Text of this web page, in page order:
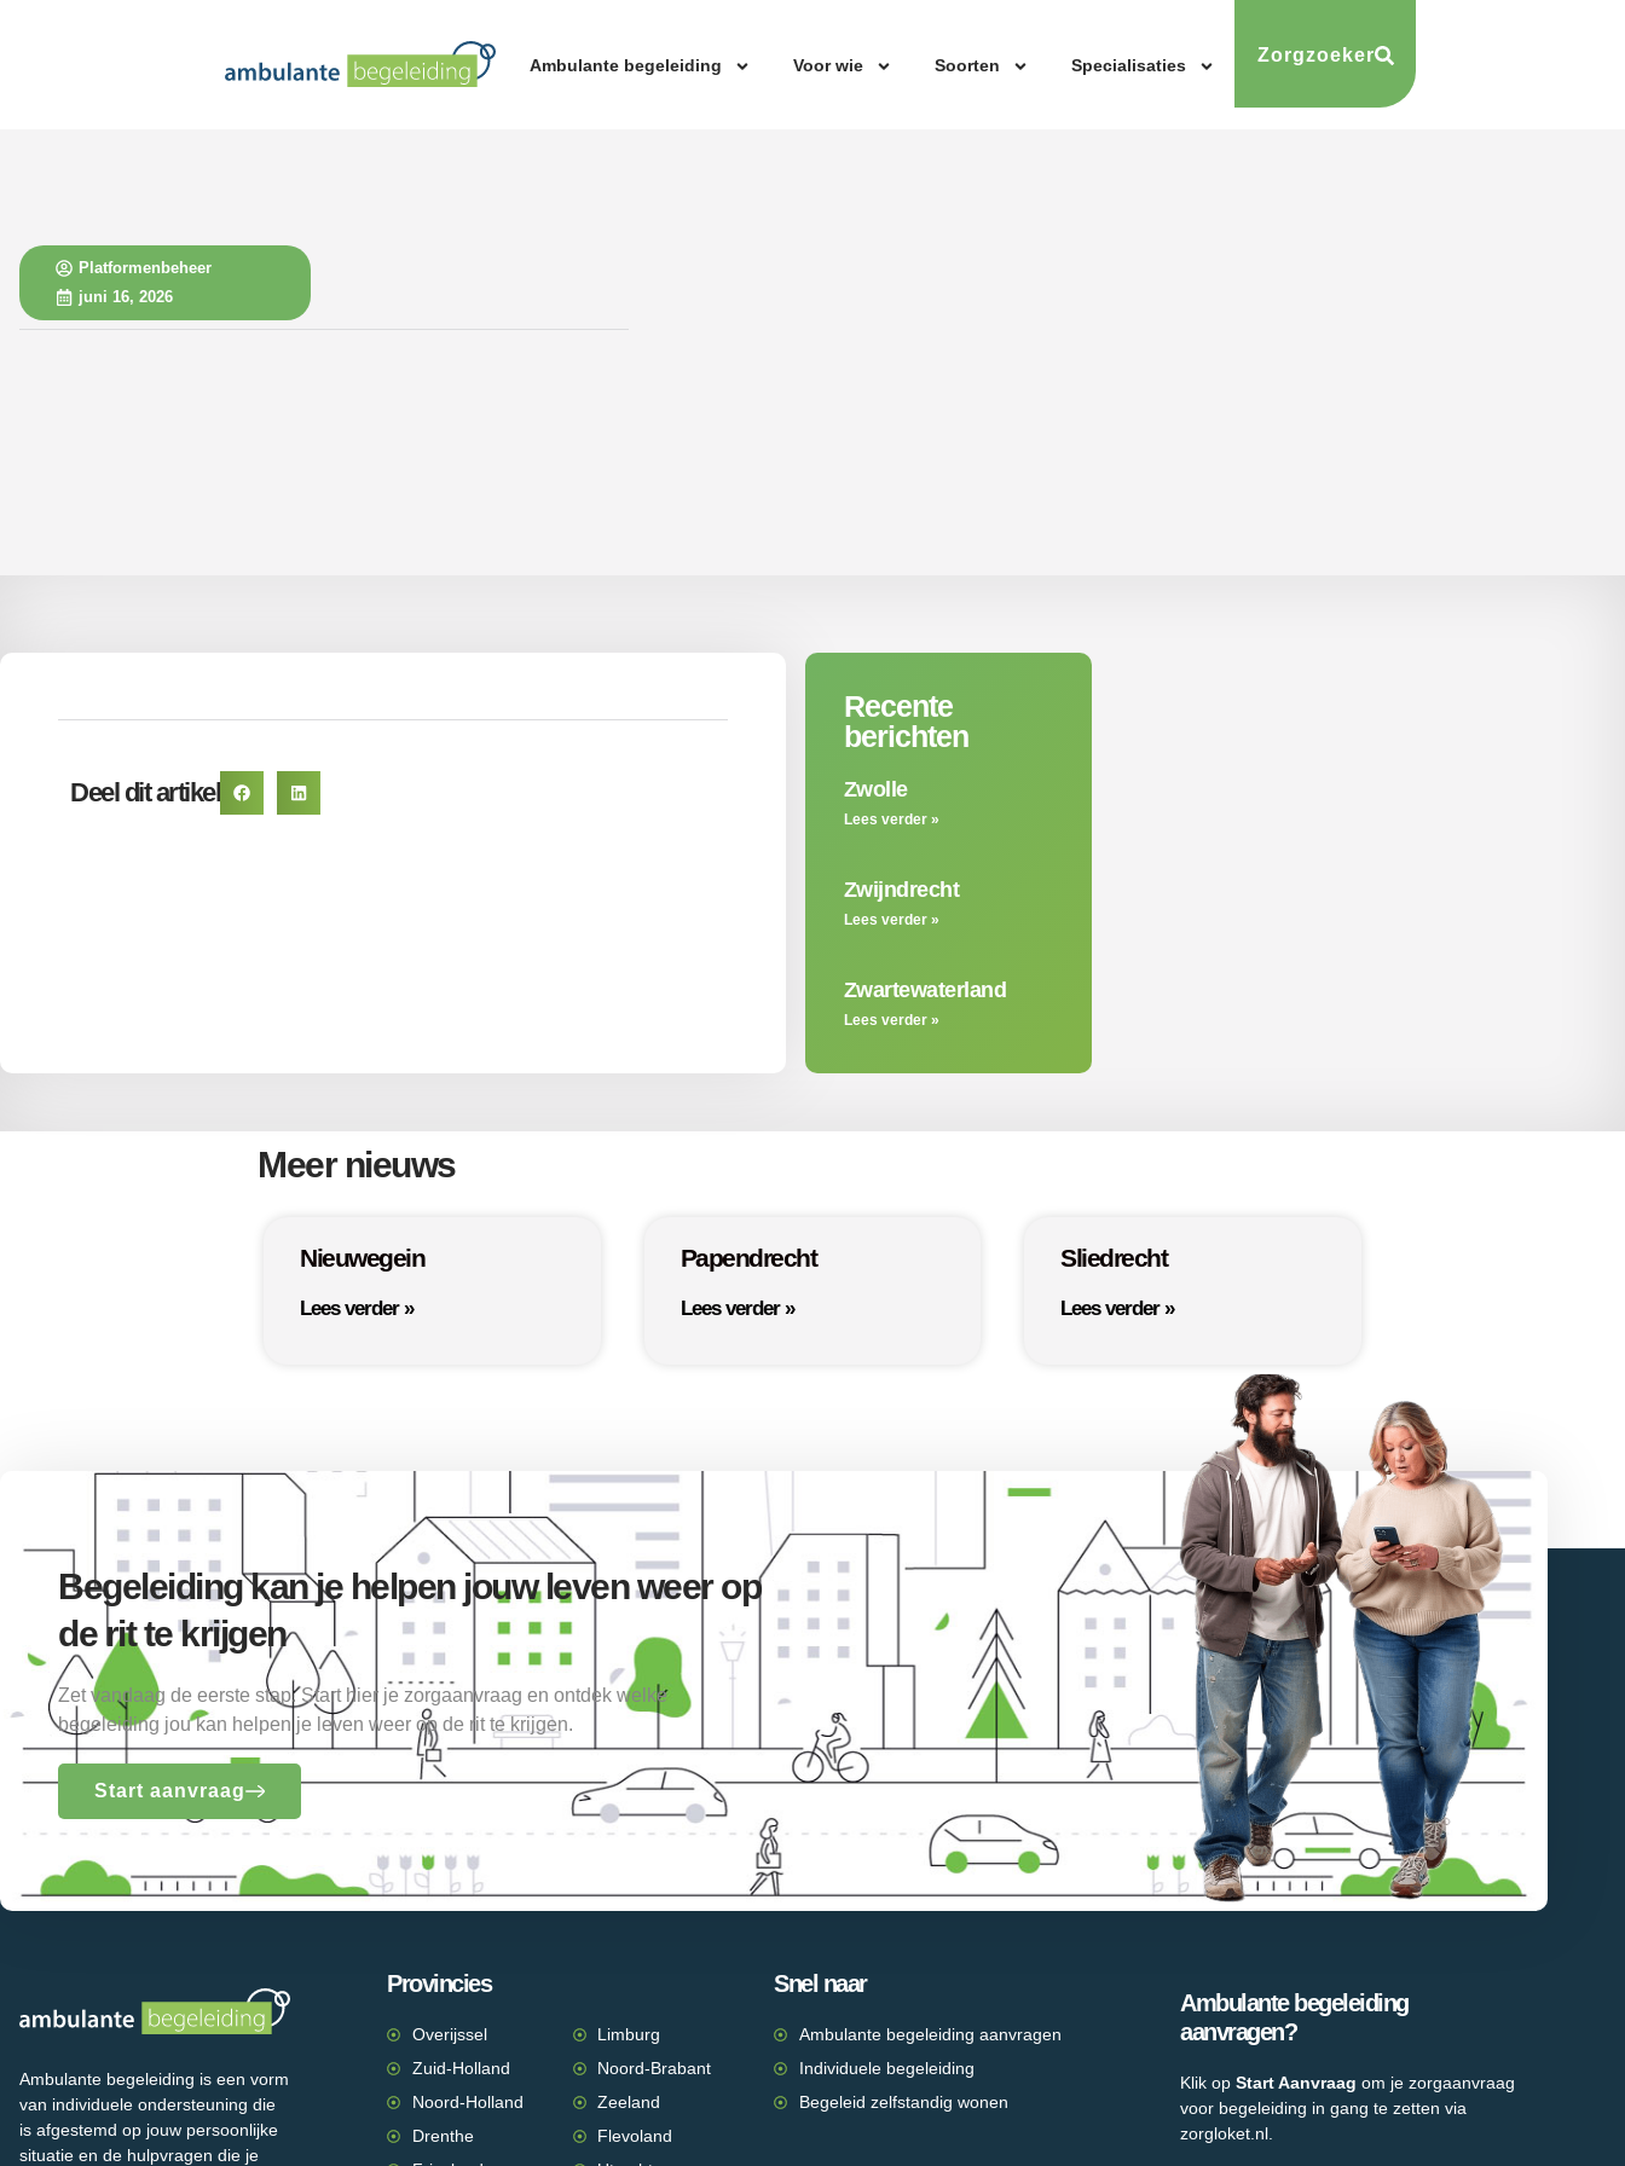
Ambulante begeleiding Voor wie Soorten Specialisaties Zorgzoeker
Platformenbeheer
juni 16, 2026
Deel dit artikel
Recente
berichten
Zwolle
Lees verder »
Zwijndrecht
Lees verder »
Zwartewaterland
Lees verder »
Meer nieuws
Nieuwegein
Lees verder »
Papendrecht
Lees verder »
Sliedrecht
Lees verder »
Begeleiding kan je helpen jouw leven weer op
de rit te krijgen
Zet vandaag de eerste stap. Start hier je zorgaanvraag en ontdek welke
begeleiding jou kan helpen je leven weer op de rit te krijgen.
Start aanvraag
Ambulante begeleiding is een vorm
van individuele ondersteuning die
is afgestemd op jouw persoonlijke
situatie en de hulpvragen die je
Provincies
Overijssel
Zuid-Holland
Noord-Holland
Drenthe
Limburg
Noord-Brabant
Zeeland
Flevoland
Snel naar
Ambulante begeleiding aanvragen
Individuele begeleiding
Begeleid zelfstandig wonen
Ambulante begeleiding
aanvragen?
Klik op Start Aanvraag om je zorgaanvraag
voor begeleiding in gang te zetten via
zorgloket.nl.